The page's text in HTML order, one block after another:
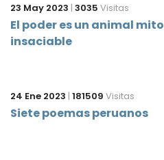
23 May 2023 | 3035 Visitas
El poder es un animal
insaciable
24 Ene 2023 | 181509 Visitas
Siete poemas peruanos